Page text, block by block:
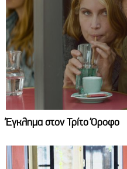
Έγκλημα στον Τρίτο Όροφο